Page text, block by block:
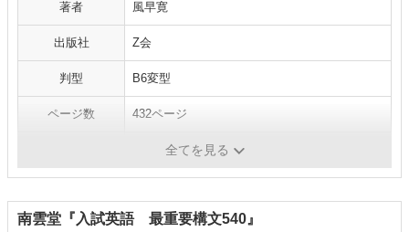
著者 風早寛
出版社 Z会
判型 B6変型
ページ数 432ページ
2006/3/1全てを見る
南雲堂『入試英語 最重要構文540』